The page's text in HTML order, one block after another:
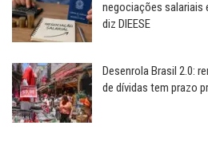
negociações salariais
diz DIEESE
Desenrola Brasil 2.0:
de dívidas tem prazo